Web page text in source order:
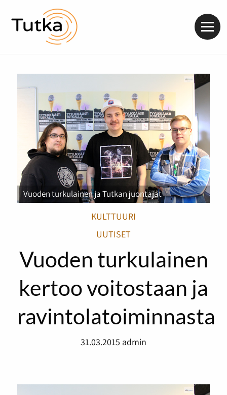
Vuoden turkulainen ja Tutkan juontajat
KULTTUURI
UUTISET
Vuoden turkulainen
kertoo voitostaan ja
ravintolatoiminnasta
31.03.2015 admin